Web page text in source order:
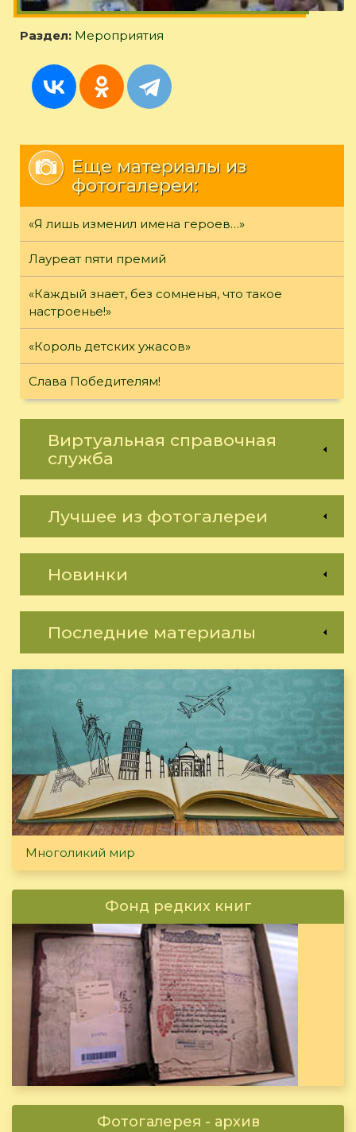
Раздел: Мероприятия
Еще материалы из
фотогалереи:
«Я лишь изменил имена героев…»
Лауреат пяти премий
«Каждый знает, без сомненья, что такое
настроенье!»
«Король детских ужасов»
Слава Победителям!
Виртуальная справочная
служба
Лучшее из фотогалереи
Новинки
Последние материалы
Многоликий мир
Фонд редких книг
Фотогалерея - архив